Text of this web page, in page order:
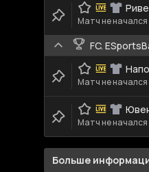
Матч не начался
FC.
Матч не начался
Матч не начался
Больше